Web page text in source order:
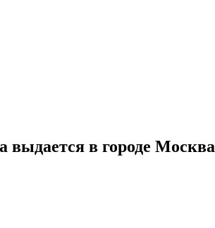
выдается в городе Москва